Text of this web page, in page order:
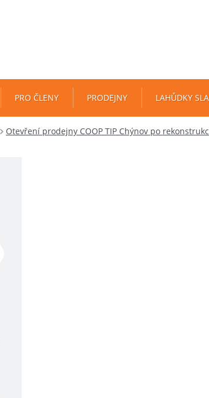
PRO ČLENY PRODEJNY LAHŮDKY
Otevření prodejny COOP TIP Chýnov po